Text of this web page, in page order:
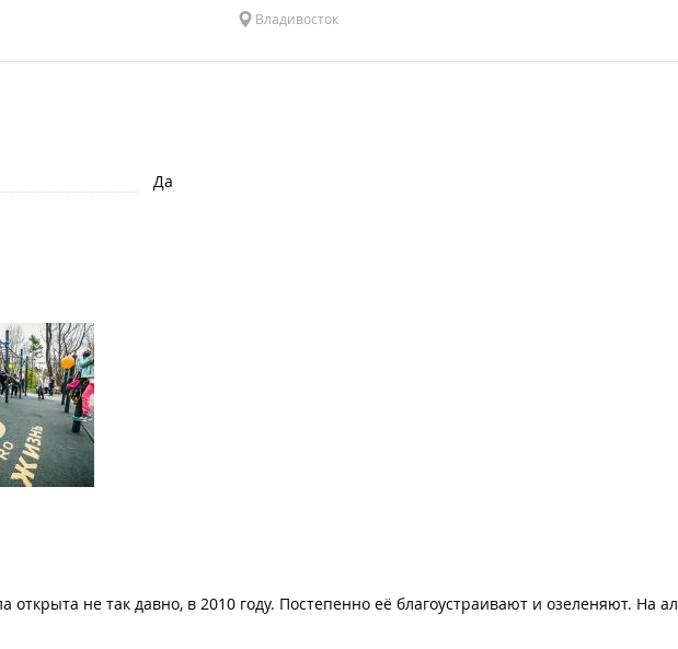
Владивосток
Да
не так давно, в 2010 году. Постепенно её благоустраивают и озеленяют. На